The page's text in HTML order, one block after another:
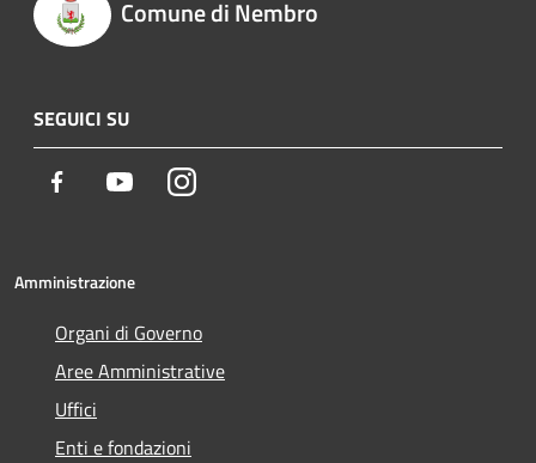
Comune di Nembro
SEGUICI SU
Facebook YoutubeInstagram
Amministrazione
Organi di Governo
Aree Amministrative
Uffici
Enti e fondazioni